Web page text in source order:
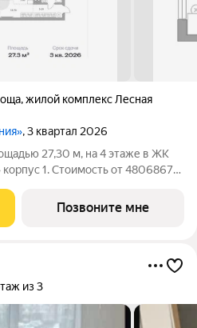
,жилой комплекс Лесная
, 3 квартал 2026
27,30 м, на 4 этаже в ЖК
1. Стоимость от 4806867
в юговосточной части Уфы, в
Позвоните мне
из 3